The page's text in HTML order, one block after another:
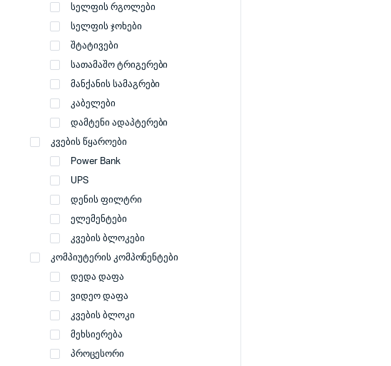
სელფის რგოლები
სელფის ჯოხები
შტატივები
სათამაშო ტრიგერები
მანქანის სამაგრები
კაბელები
დამტენი ადაპტერები
კვების წყაროები
Power Bank
UPS
დენის ფილტრი
ელემენტები
კვების ბლოკები
კომპიუტერის კომპონენტები
დედა დაფა
ვიდეო დაფა
კვების ბლოკი
მეხსიერება
პროცესორი